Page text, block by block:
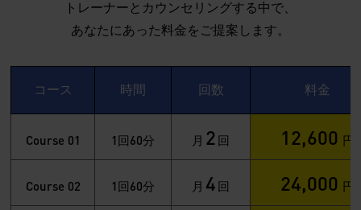
トレーナーとカウンセリングする中で、
あなたにあった料金をご提案します。
コース 時間 回数 料金
Course 01 1 回 60分 月 2 回 12,600 円
Course 02 1 回 60分 月 4 回 24,000 円